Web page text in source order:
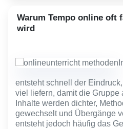
Warum Tempo online oft
wird
entsteht schnell der
viel liefern, damit die Gruppe
Inhalte werden dichter,
gewechselt und Übergänge
entsteht jedoch häufig das